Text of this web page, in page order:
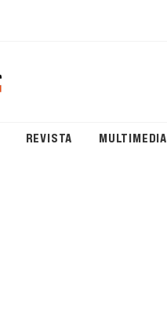
REVISTA MULTIMEDIA